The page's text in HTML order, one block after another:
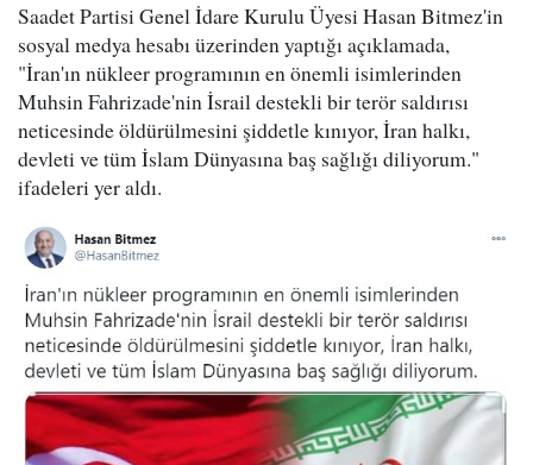
Saadet Partisi Genel İdare Kurulu Üyesi Hasan Bitmez'in
sosyal medya hesabı üzerinden yaptığı açıklamada,
"İran'ın nükleer programının en önemli isimlerinden
Muhsin Fahrizade'nin İsrail destekli bir terör saldırısı
neticesinde öldürülmesini şiddetle kınıyor, İran halkı,
devleti ve tüm İslam Dünyasına baş sağlığı diliyorum."
ifadeleri yer aldı.